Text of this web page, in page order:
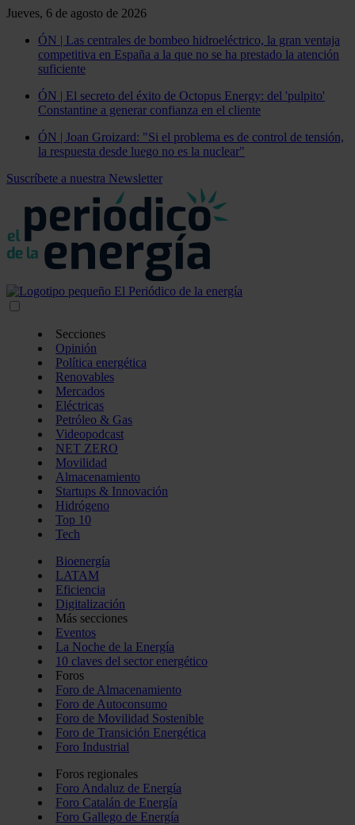
Jueves, 6 de agosto de 2026
ÓN | Las centrales de bombeo hidroeléctrico, la gran ventaja
competitiva en España a la que no se ha prestado la atención
suficiente
ÓN | El secreto del éxito de Octopus Energy: del 'pulpito'
Constantine a generar confianza en el cliente
ÓN | Joan Groizard: "Si el problema es de control de tensión,
la respuesta desde luego no es la nuclear"
Suscríbete a nuestra Newsletter
Secciones
Opinión
Política energética
Renovables
Mercados
Eléctricas
Petróleo & Gas
Videopodcast
NET ZERO
Movilidad
Almacenamiento
Startups & Innovación
Hidrógeno
Top 10
Tech
Bioenergía
LATAM
Eficiencia
Digitalización
Más secciones
Eventos
La Noche de la Energía
10 claves del sector energético
Foros
Foro de Almacenamiento
Foro de Autoconsumo
Foro de Movilidad Sostenible
Foro de Transición Energética
Foro Industrial
Foros regionales
Foro Andaluz de Energía
Foro Catalán de Energía
Foro Gallego de Energía